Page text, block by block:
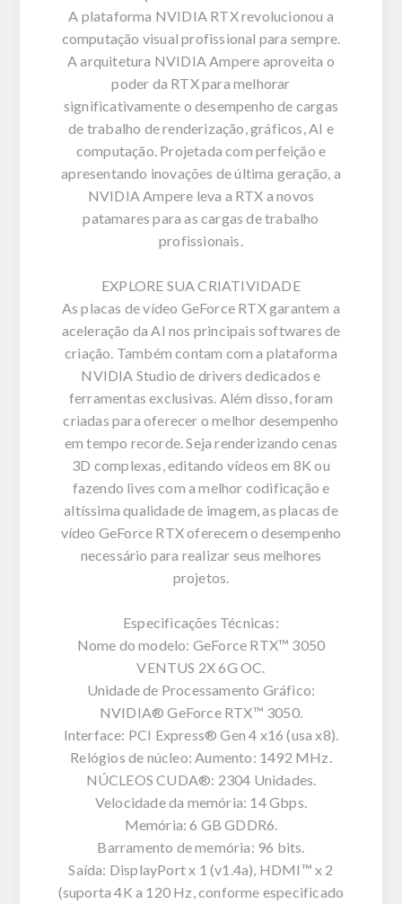
A plataforma NVIDIA RTX revolucionou a
computação visual profissional para sempre.
A arquitetura NVIDIA Ampere aproveita o
poder da RTX para melhorar
significativamente o desempenho de cargas
de trabalho de renderização, gráficos, AI e
computação. Projetada com perfeição e
apresentando inovações de última geração, a
NVIDIA Ampere leva a RTX a novos
patamares para as cargas de trabalho
profissionais.
EXPLORE SUA CRIATIVIDADE
As placas de vídeo GeForce RTX garantem a
aceleração da AI nos principais softwares de
criação. Também contam com a plataforma
NVIDIA Studio de drivers dedicados e
ferramentas exclusivas. Além disso, foram
criadas para oferecer o melhor desempenho
em tempo recorde. Seja renderizando cenas
3D complexas, editando vídeos em 8K ou
fazendo lives com a melhor codificação e
altíssima qualidade de imagem, as placas de
vídeo GeForce RTX oferecem o desempenho
necessário para realizar seus melhores
projetos.
Especificações Técnicas:
Nome do modelo: GeForce RTX™ 3050
VENTUS 2X 6G OC.
Unidade de Processamento Gráfico:
NVIDIA® GeForce RTX™ 3050.
Interface: PCI Express® Gen 4 x16 (usa x8).
Relógios de núcleo: Aumento: 1492 MHz.
NÚCLEOS CUDA®: 2304 Unidades.
Velocidade da memória: 14 Gbps.
Memória: 6 GB GDDR6.
Barramento de memória: 96 bits.
Saída: DisplayPort x 1 (v1.4a), HDMI™ x 2
(suporta 4K a 120 Hz, conforme especificado